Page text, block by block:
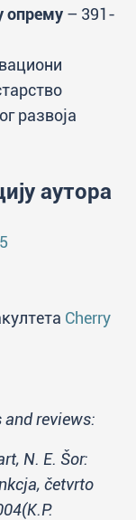
опрему – 391-
развоја
аутора
Cherry
and reviews:
N. E. Šor:
četvrto